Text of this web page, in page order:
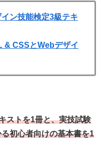
ン技能検定3級テキ
& CSSとWebデザイ
ストを1冊と、実技試験
初心者向けの基本書を1